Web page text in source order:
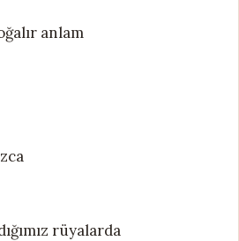
anlam
rüyalarda